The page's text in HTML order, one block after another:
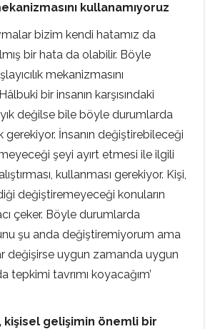
kullanamıyoruz
bizim kendi hatamız da
bir hata da olabilir. Böyle
mekanizmasını
bir insanın karşısındaki
değilse bile böyle durumlarda
İnsanın değiştirebileceği
şeyi ayırt etmesi ile ilgili
kullanması gerekiyor. Kişi,
değiştiremeyeceği konuların
çeker. Böyle durumlarda
şu anda değiştiremiyorum ama
değişirse uygun zamanda uygun
tepkimi tavrımı koyacağım’
kişisel gelişimin önemli bir